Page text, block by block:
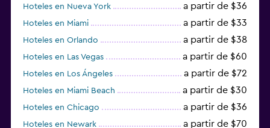
Hoteles en Nueva York a partir de $36
Hoteles en Miami a partir de $33
Hoteles en Orlando a partir de $38
Hoteles en Las Vegas a partir de $60
Hoteles en Los Ángeles a partir de $72
Hoteles en Miami Beach a partir de $30
Hoteles en Chicago a partir de $36
Hoteles en Newark a partir de $70